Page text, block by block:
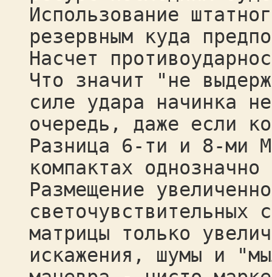
Использование
резервным куда
Насчет
Что значит "не
силе удара начинка
очередь, даже если
Разница 6-ти и 8-ми
компактах
Размещение
светочувствительных
матрицы только
искажения, шумы и